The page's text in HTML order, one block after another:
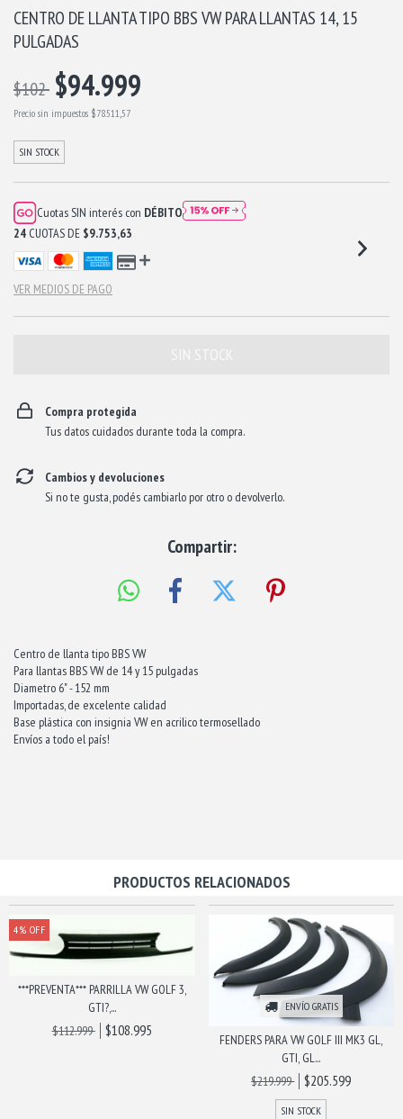
CENTRO DE LLANTA TIPO BBS VW PARA LLANTAS 14, 15
PULGADAS
$102 $94.999
Precio sin impuestos $78.511,57
SIN STOCK
Cuotas SIN interés con DÉBITO
24 CUOTAS DE $9.753,63
VER MEDIOS DE PAGO
Compra protegida
Tus datos cuidados durante toda la compra.
Cambios y devoluciones
Si no te gusta, podés cambiarlo por otro o devolverlo.
Compartir:
Centro de llanta tipo BBS VW
Para llantas BBS VW de 14 y 15 pulgadas
Diametro 6" - 152 mm
Importadas, de excelente calidad
Base plástica con insignia VW en acrilico termosellado
Envíos a todo el país!
PRODUCTOS RELACIONADOS
4% OFF
***PREVENTA*** PARRILLA VW GOLF 3,
GTI?,...
$112.999
$108.995
ENVÍO GRATIS
FENDERS PARA VW GOLF III MK3 GL,
GTI, GL...
$219.999
$205.599
SIN STOCK